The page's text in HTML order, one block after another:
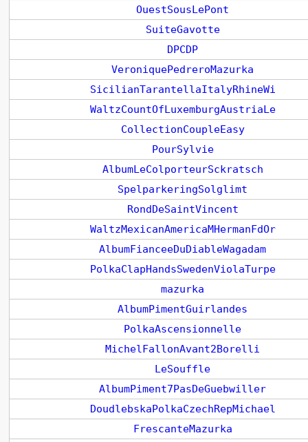
OuestSousLePont
SuiteGavotte
DPCDP
VeroniquePedreroMazurka
SicilianTarantellaItalyRhineWi
WaltzCountOfLuxemburgAustriaLe
CollectionCoupleEasy
PourSylvie
AlbumLeColporteurSckratsch
SpelparkeringSolglimt
RondDeSaintVincent
WaltzMexicanAmericaMHermanFdOr
AlbumFianceeDuDiableWagadam
PolkaClapHandsSwedenViolaTurpe
mazurka
AlbumPimentGuirlandes
PolkaAscensionnelle
MichelFallonAvant2Borelli
LeSouffle
AlbumPiment7PasDeGuebwiller
DoudlebskaPolkaCzechRepMichael
FrescanteMazurka